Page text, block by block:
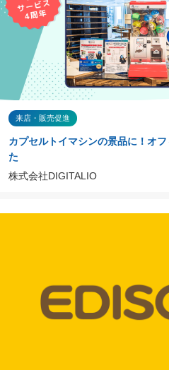
来店・販売促進
カプセルトイマシンの景品に！オ
た
株式会社DIGITALIO